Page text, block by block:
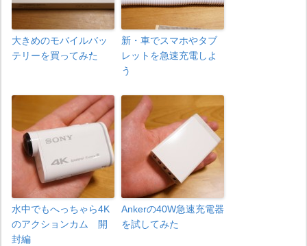
大きめのモバイルバッ
テリーを買ってみた
新・車でスマホやタブ
レットを急速充電しよ
う
水中でもへっちゃら4K
のアクションカム 開
封編
Ankerの40W急速充電器
を試してみた